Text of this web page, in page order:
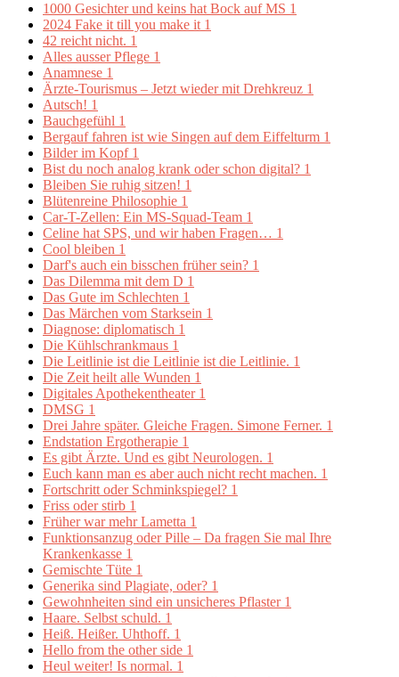
1000 Gesichter und keins hat Bock auf MS 1
2024 Fake it till you make it 1
42 reicht nicht. 1
Alles ausser Pflege 1
Anamnese 1
Ärzte-Tourismus – Jetzt wieder mit Drehkreuz 1
Autsch! 1
Bauchgefühl 1
Bergauf fahren ist wie Singen auf dem Eiffelturm 1
Bilder im Kopf 1
Bist du noch analog krank oder schon digital? 1
Bleiben Sie ruhig sitzen! 1
Blütenreine Philosophie 1
Car-T-Zellen: Ein MS-Squad-Team 1
Celine hat SPS, und wir haben Fragen… 1
Cool bleiben 1
Darf's auch ein bisschen früher sein? 1
Das Dilemma mit dem D 1
Das Gute im Schlechten 1
Das Märchen vom Starksein 1
Diagnose: diplomatisch 1
Die Kühlschrankmaus 1
Die Leitlinie ist die Leitlinie ist die Leitlinie. 1
Die Zeit heilt alle Wunden 1
Digitales Apothekentheater 1
DMSG 1
Drei Jahre später. Gleiche Fragen. Simone Ferner. 1
Endstation Ergotherapie 1
Es gibt Ärzte. Und es gibt Neurologen. 1
Euch kann man es aber auch nicht recht machen. 1
Fortschritt oder Schminkspiegel? 1
Friss oder stirb 1
Früher war mehr Lametta 1
Funktionsanzug oder Pille – Da fragen Sie mal Ihre
Krankenkasse 1
Gemischte Tüte 1
Generika sind Plagiate, oder? 1
Gewohnheiten sind ein unsicheres Pflaster 1
Haare. Selbst schuld. 1
Heiß. Heißer. Uhthoff. 1
Hello from the other side 1
Heul weiter! Is normal. 1